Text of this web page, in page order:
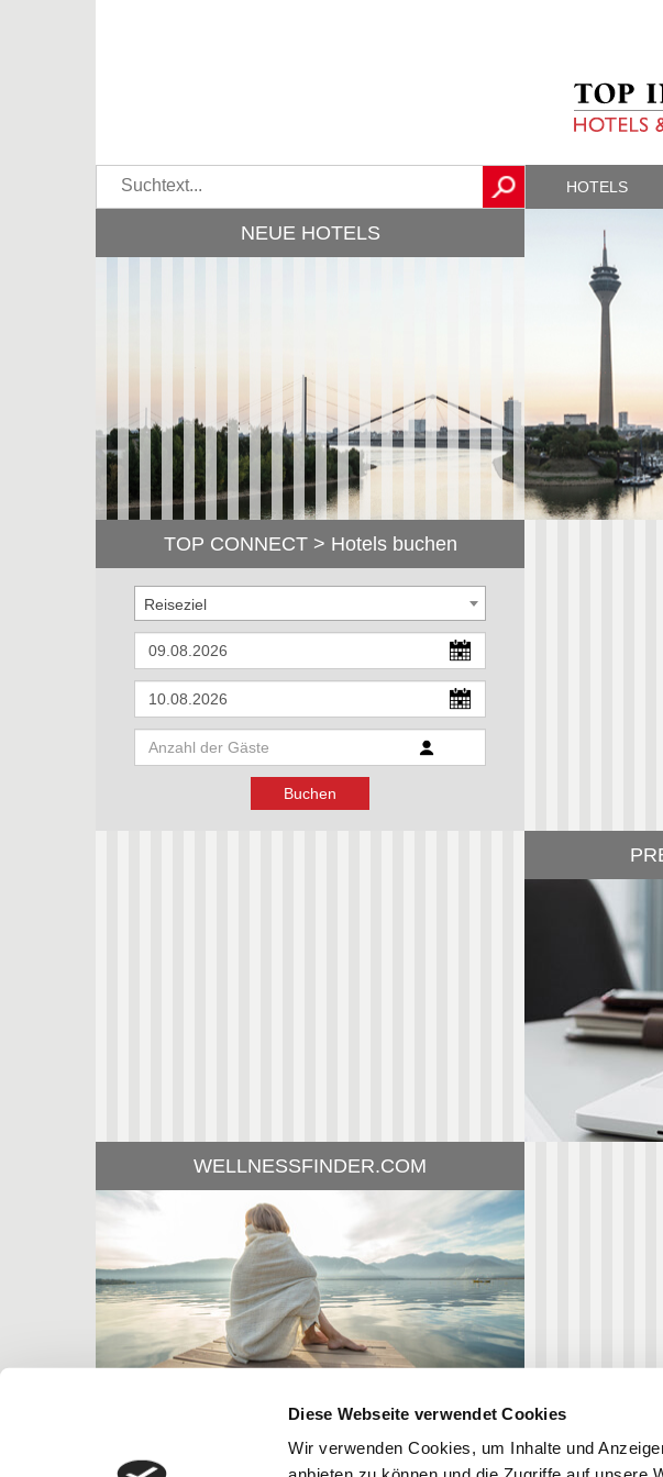
Diese Webseite verwendet Cookies
Wir verwenden Cookies, um Inhalte und
HOTELS
NEUE HOTELS
Reiseziel
Buchen
TOP CONNECT > Hotels buchen
WELLNESSFINDER.COM